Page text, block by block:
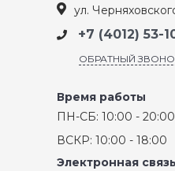
ул.
+7 (4012) 53-
ОБРАТНЫЙ
Время работы
ПН-СБ: 10:00 - 20:00
ВСКР: 10:00 - 18:00
Электронная связь